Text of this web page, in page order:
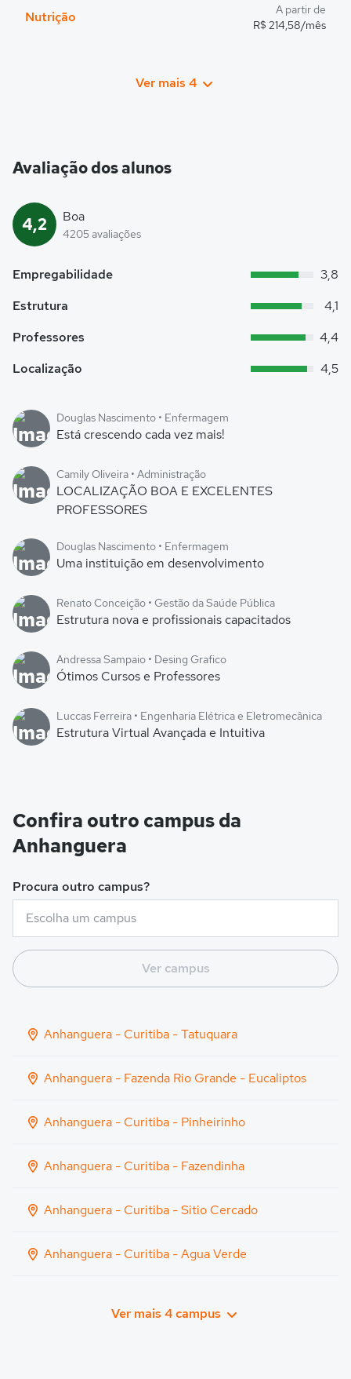
Nutrição
A partir de
R$ 214,58/mês
Ver mais 4
Avaliação dos alunos
4,2 Boa
4205 avaliações
Empregabilidade
3,8
Estrutura
4,1
Professores
4,4
Localização
4,5
Douglas Nascimento • Enfermagem
Está crescendo cada vez mais!
Camily Oliveira • Administração
LOCALIZAÇÃO BOA E EXCELENTES
PROFESSORES
Douglas Nascimento • Enfermagem
Uma instituição em desenvolvimento
Renato Conceição • Gestão da Saúde Pública
Estrutura nova e profissionais capacitados
Andressa Sampaio • Desing Grafico
Ótimos Cursos e Professores
Luccas Ferreira • Engenharia Elétrica e Eletromecânica
Estrutura Virtual Avançada e Intuitiva
Confira outro campus da
Anhanguera
Procura outro campus?
Ver campus
Anhanguera - Curitiba - Tatuquara
Anhanguera - Fazenda Rio Grande - Eucaliptos
Anhanguera - Curitiba - Pinheirinho
Anhanguera - Curitiba - Fazendinha
Anhanguera - Curitiba - Sitio Cercado
Anhanguera - Curitiba - Agua Verde
Ver mais 4 campus